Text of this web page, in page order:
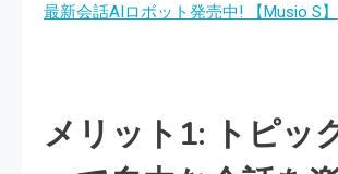
最新会話AIロボット発売中! 【Musio S】
メリット1: トピッ